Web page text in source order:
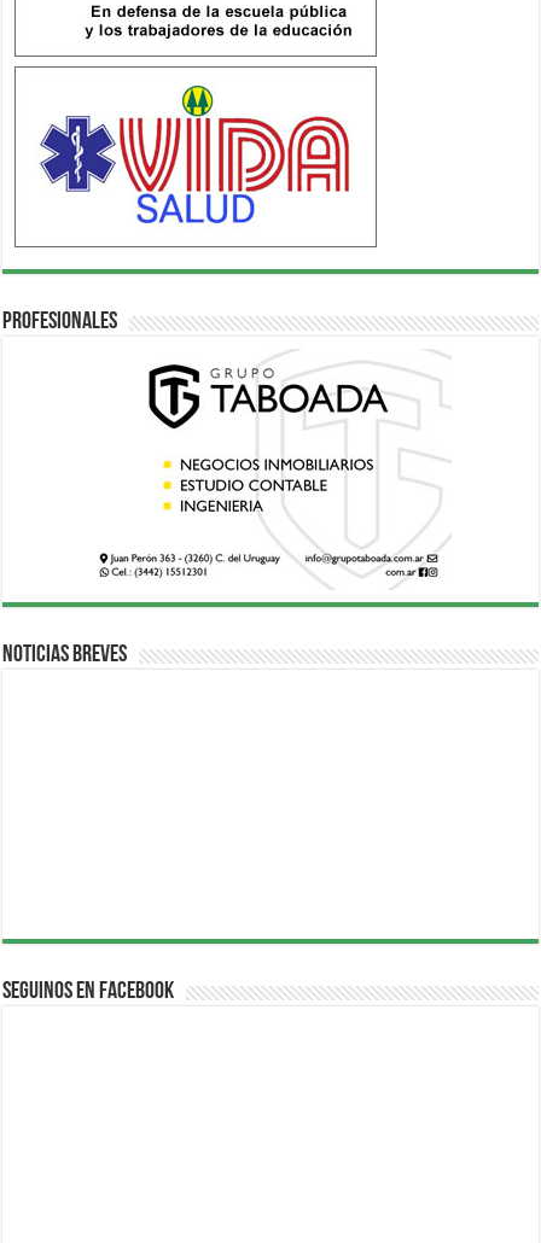
Profesionales
Noticias breves
Seguinos en Facebook